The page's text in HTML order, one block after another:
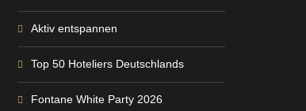
Aktiv entspannen
Top 50 Hoteliers Deutschlands
Fontane White Party 2026